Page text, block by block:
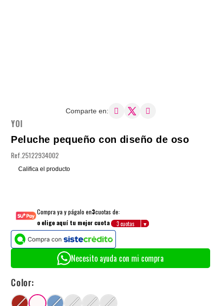
Comparte en:
YOI
Peluche pequeño con diseño de oso
Ref. 25122934002
Califica el producto
Compra ya y págalo en3cuotas de:
o elige aquí tu mejor cuota
Necesito ayuda con mi compra
Color: